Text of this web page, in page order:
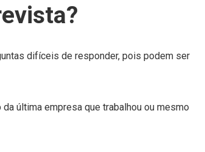
difíceis de responder, pois podem ser
última empresa que trabalhou ou mesmo